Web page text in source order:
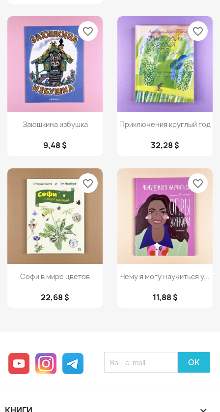
Просмотр
Заюшкина избушка
9,48 $
favorite_border
Просмотр
Приключения круглый год
32,28 $
favorite_border
Просмотр
Софи в мире цветов
22,68 $
favorite_border
Просмотр
Чему я могу научиться у...
11,88 $
favorite_border
YouTube InstagramTelegram